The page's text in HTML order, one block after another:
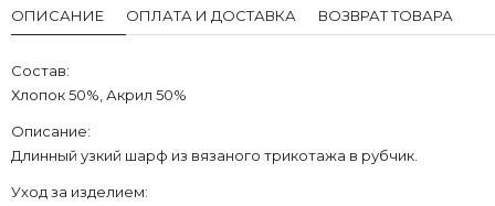
ОПИСАНИЕ ОПЛАТА И ДОСТАВКА ВОЗВРАТ ТОВАРА
Состав:
Хлопок 50%, Акрил 50%
Описание:
Длинный узкий шарф из вязаного трикотажа в рубчик.
Уход за изделием: